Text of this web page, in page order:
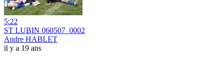
5:22
ST LUBIN 060507_0002
Andre HABLET
il y a 19 ans